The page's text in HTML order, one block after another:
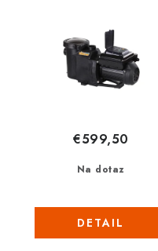
Na dotaz
€599,50
DETAIL